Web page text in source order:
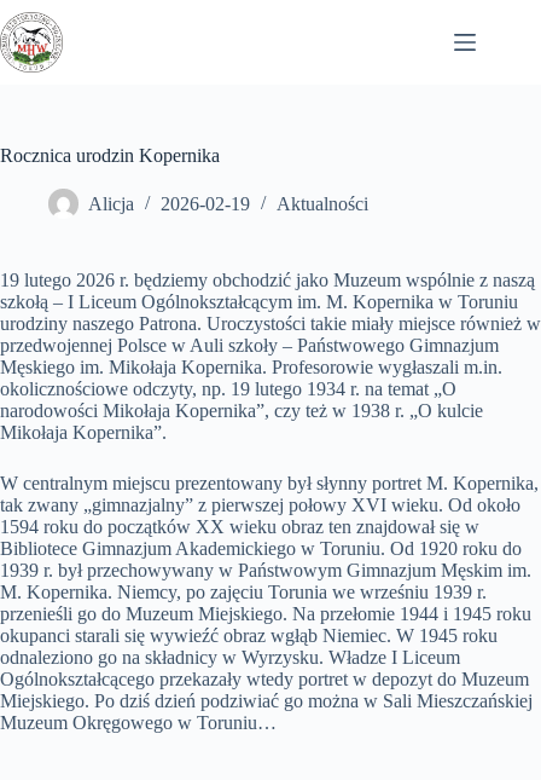
Przejdź
do
treści
Rocznica urodzin Kopernika
Alicja 2026-02-19 Aktualności
19 lutego 2026 r. będziemy obchodzić jako Muzeum wspólnie z naszą
szkołą – I Liceum Ogólnokształcącym im. M. Kopernika w Toruniu
urodziny naszego Patrona. Uroczystości takie miały miejsce również w
przedwojennej Polsce w Auli szkoły – Państwowego Gimnazjum
Męskiego im. Mikołaja Kopernika. Profesorowie wygłaszali m.in.
okolicznościowe odczyty, np. 19 lutego 1934 r. na temat „O
narodowości Mikołaja Kopernika”, czy też w 1938 r. „O kulcie
Mikołaja Kopernika”.
W centralnym miejscu prezentowany był słynny portret M. Kopernika,
tak zwany „gimnazjalny” z pierwszej połowy XVI wieku. Od około
1594 roku do początków XX wieku obraz ten znajdował się w
Bibliotece Gimnazjum Akademickiego w Toruniu. Od 1920 roku do
1939 r. był przechowywany w Państwowym Gimnazjum Męskim im.
M. Kopernika. Niemcy, po zajęciu Torunia we wrześniu 1939 r.
przenieśli go do Muzeum Miejskiego. Na przełomie 1944 i 1945 roku
okupanci starali się wywieźć obraz wgłąb Niemiec. W 1945 roku
odnaleziono go na składnicy w Wyrzysku. Władze I Liceum
Ogólnokształcącego przekazały wtedy portret w depozyt do Muzeum
Miejskiego. Po dziś dzień podziwiać go można w Sali Mieszczańskiej
Muzeum Okręgowego w Toruniu…